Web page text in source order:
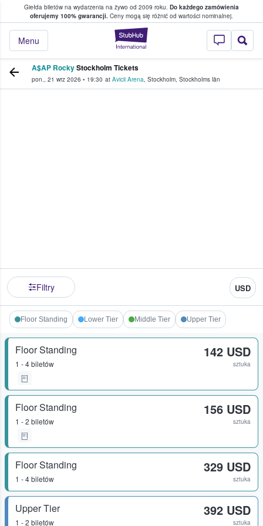
Giełda biletów na wydarzenia na żywo od 2009 roku. Do każdego zamówienia
oferujemy 100% gwarancji. Ceny mogą się różnić od wartości nominalnej.
StubHub —
Menu
w którym fani i kibice kupują i
A$AP RockyStockholm Tickets
pon., 21 wrz 2026 • 19:30 at Avicii Arena, Stockholm, Stockholms län
Filtry USD
Floor Standing Lower Tier Middle Tier Upper Tier
Floor Standing
1 - 4 biletów
142 USD
sztuka
Floor Standing
1 - 2 biletów
156 USD
sztuka
Floor Standing
1 - 4 biletów
329 USD
sztuka
Upper Tier
1 - 2 biletów
392 USD
sztuka